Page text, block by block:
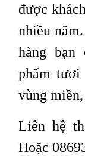
được
nhiều
hàng
phẩm tươi
vùng
Liên hệ
Hoặc